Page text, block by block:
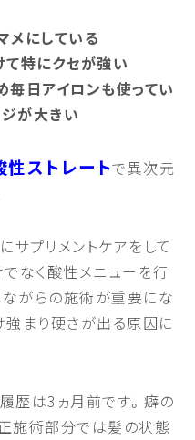
メにしている
て特にクセが強い
毎日アイロンも使ってい
が大きい
ストレートで異次元
サプリメントケアをして
なく酸性メニューを行
がらの施術が重要にな
強まり硬さが出る原因に
歴は3ヵ月前です。癖の
施術部分では髪の状態